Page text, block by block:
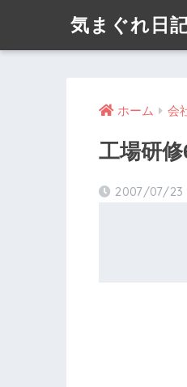
気まぐれ日
ホーム 会
工場研修
2007/07/23